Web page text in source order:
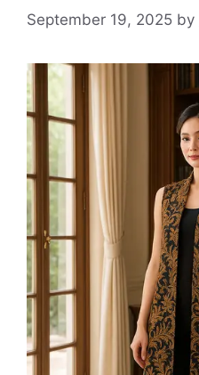
September 19, 2025 by